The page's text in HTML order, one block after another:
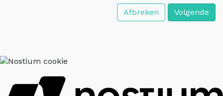
Afbreken Volgende